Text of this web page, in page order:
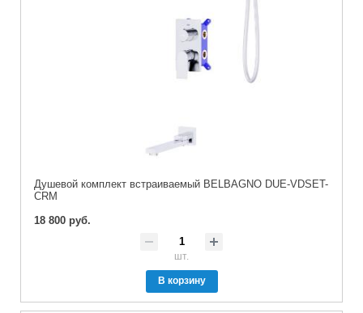
Душевой комплект встраиваемый BELBAGNO DUE-VDSET-
CRM
18 800 руб.
шт.
В корзину